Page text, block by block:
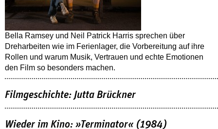
Bella Ramsey und Neil Patrick Harris sprechen über
Dreharbeiten wie im Ferienlager, die Vorbereitung auf ihre
Rollen und warum Musik, Vertrauen und echte Emotionen
den Film so besonders machen.
Filmgeschichte: Jutta Brückner
Wieder im Kino: »Terminator« (1984)